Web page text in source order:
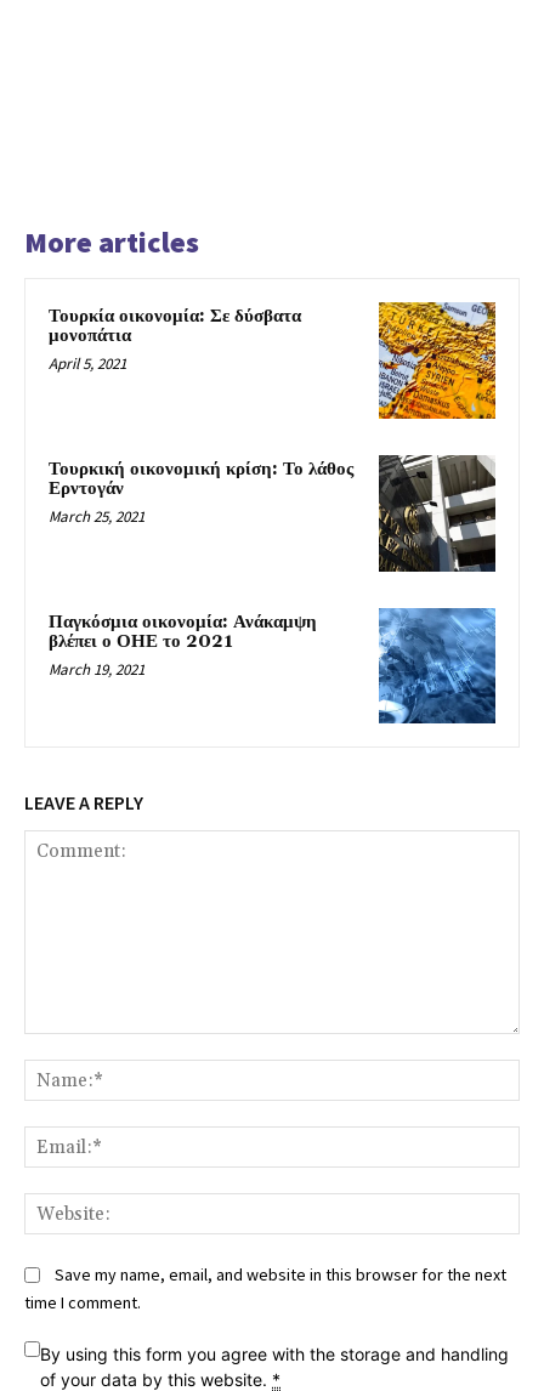
More articles
Τουρκία οικονομία: Σε δύσβατα
μονοπάτια
April 5, 2021
Τουρκική οικονομική κρίση: Το λάθος
Ερντογάν
March 25, 2021
Παγκόσμια οικονομία: Ανάκαμψη
βλέπει ο ΟΗΕ το 2021
March 19, 2021
LEAVE A REPLY
Save my name, email, and website in this browser for the next
time I comment.
By using this form you agree with the storage and handling
of your data by this website. *